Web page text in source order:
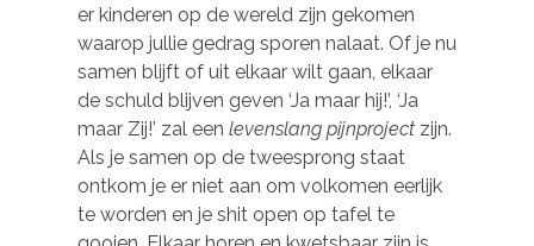
er kinderen op de wereld zijn gekomen
waarop jullie gedrag sporen nalaat. Of je nu
samen blijft of uit elkaar wilt gaan, elkaar
de schuld blijven geven ‘Ja maar hij!’, ‘Ja
maar Zij!’ zal een levenslang pijnproject zijn.
Als je samen op de tweesprong staat
ontkom je er niet aan om volkomen eerlijk
te worden en je shit open op tafel te